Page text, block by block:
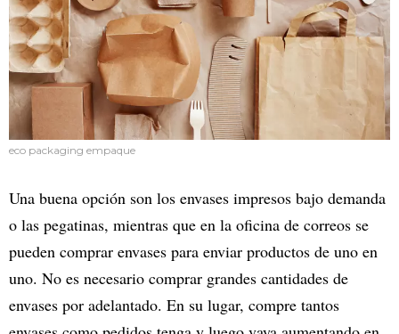
eco packaging empaque
Una buena opción son los envases impresos bajo demanda
o las pegatinas, mientras que en la oficina de correos se
pueden comprar envases para enviar productos de uno en
uno. No es necesario comprar grandes cantidades de
envases por adelantado. En su lugar, compre tantos